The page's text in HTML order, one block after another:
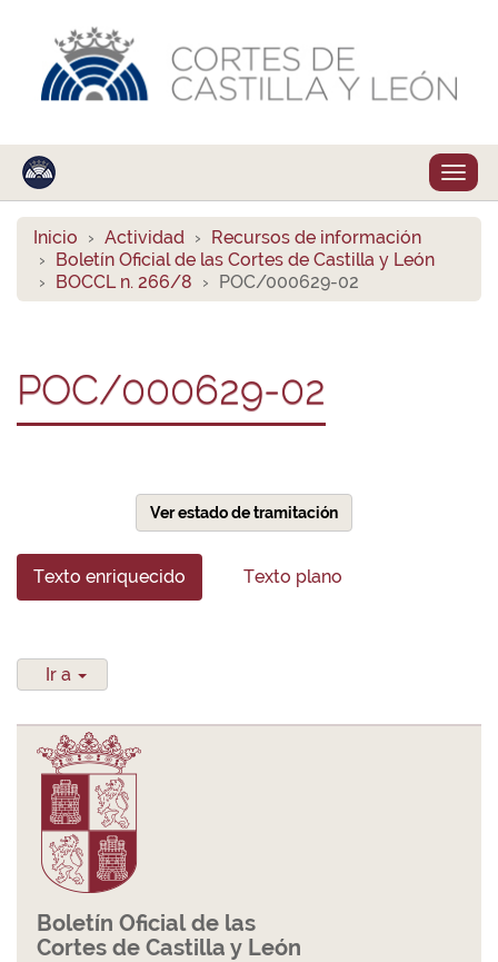
Inicio Actividad
Recursos de información
Boletín Oficial de las Cortes de Castilla y León
BOCCL n. 266/8
POC/000629-02
POC/000629-02
Ver estado de tramitación
Texto enriquecido Texto plano
Ir a
Boletín Oficial de las
Cortes de Castilla y León